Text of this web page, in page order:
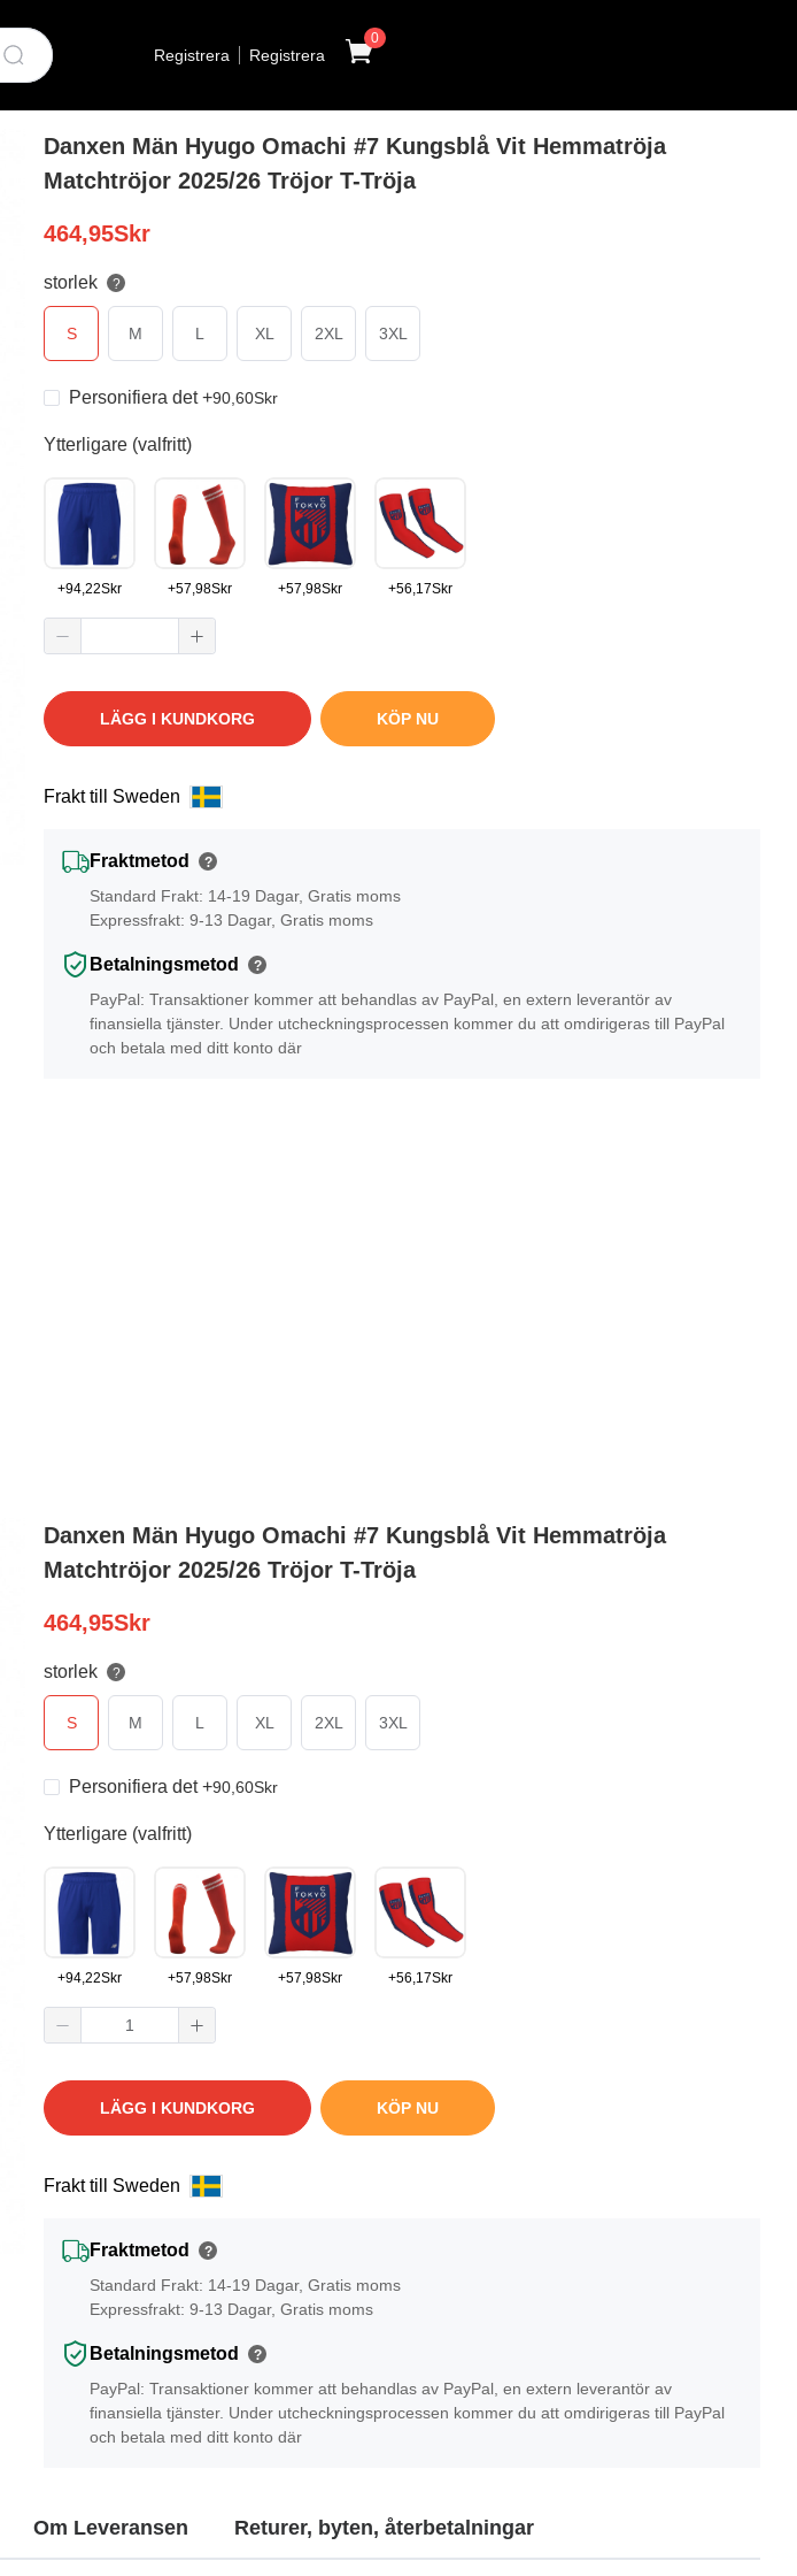
Registrera Registrera
0
Danxen Män Hyugo Omachi #7 Kungsblå Vit Hemmatröja
Matchtröjor 2025/26 Tröjor T-Tröja
464,95Skr
storlek ?
S M L XL 2XL 3XL
Personifiera det+90,60Skr
Ytterligare (valfritt)
+94,22Skr +57,98Skr +57,98Skr +56,17Skr
LÄGG I KUNDKORG KÖP NU
Frakt till Sweden
Fraktmetod ?
Standard Frakt: 14-19 Dagar, Gratis moms
Expressfrakt: 9-13 Dagar, Gratis moms
Betalningsmetod ?
PayPal: Transaktioner kommer att behandlas av PayPal, en extern leverantör av
finansiella tjänster. Under utcheckningsprocessen kommer du att omdirigeras till PayPal
och betala med ditt konto där
Danxen Män Hyugo Omachi #7 Kungsblå Vit Hemmatröja
Matchtröjor 2025/26 Tröjor T-Tröja
464,95Skr
storlek ?
S M L XL 2XL 3XL
Personifiera det+90,60Skr
Ytterligare (valfritt)
+94,22Skr +57,98Skr +57,98Skr +56,17Skr
LÄGG I KUNDKORG KÖP NU
Frakt till Sweden
Fraktmetod ?
Standard Frakt: 14-19 Dagar, Gratis moms
Expressfrakt: 9-13 Dagar, Gratis moms
Betalningsmetod ?
PayPal: Transaktioner kommer att behandlas av PayPal, en extern leverantör av
finansiella tjänster. Under utcheckningsprocessen kommer du att omdirigeras till PayPal
och betala med ditt konto där
Om Leveransen Returer, byten, återbetalningar